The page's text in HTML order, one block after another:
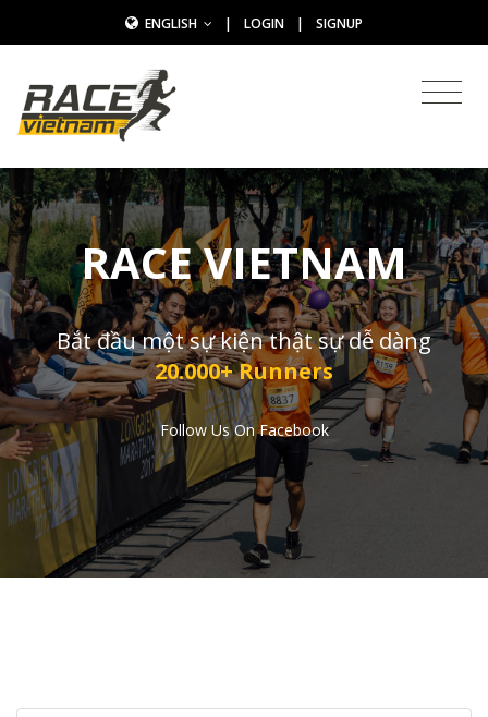
ENGLISH | LOGIN | SIGNUP
RACE VIETNAM
Bắt đầu một sự kiện thật sự dễ dàng
20.000+ Runners
Follow Us On Facebook